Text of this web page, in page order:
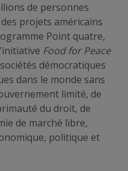
de personnes
projets américains
Point quatre,
Food for Peace
démocratiques
dans le monde sans
limité, de
du droit, de
de marché libre,
politique et